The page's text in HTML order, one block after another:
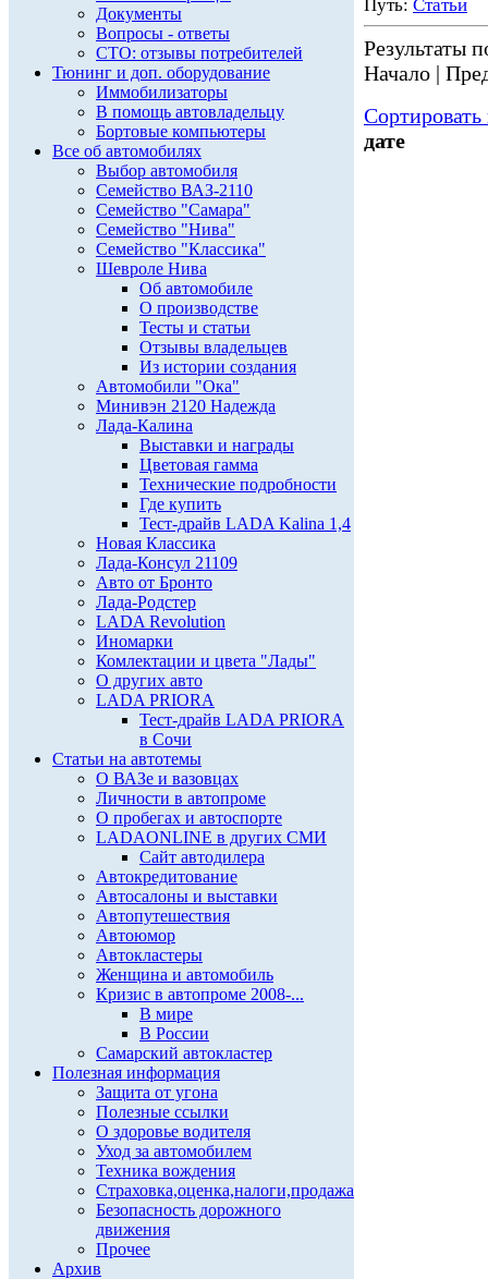
Документы
Вопросы - ответы
СТО: отзывы потребителей
Тюнинг и доп. оборудование
Иммобилизаторы
В помощь автовладельцу
Бортовые компьютеры
Все об автомобилях
Выбор автомобиля
Семейство ВАЗ-2110
Семейство "Самара"
Семейство "Нива"
Семейство "Классика"
Шевроле Нива
Об автомобиле
О производстве
Тесты и статьи
Отзывы владельцев
Из истории создания
Автомобили "Ока"
Минивэн 2120 Надежда
Лада-Калина
Выставки и награды
Цветовая гамма
Технические подробности
Где купить
Тест-драйв LADA Kalina 1,4
Новая Классика
Лада-Консул 21109
Авто от Бронто
Лада-Родстер
LADA Revolution
Иномарки
Комлектации и цвета "Лады"
О других авто
LADA PRIORA
Тест-драйв LADA PRIORA
в Сочи
Статьи на автотемы
О ВАЗе и вазовцах
Личности в автопроме
О пробегах и автоспорте
LADAONLINE в других СМИ
Сайт автодилера
Автокредитование
Автосалоны и выставки
Автопутешествия
Автоюмор
Автокластеры
Женщина и автомобиль
Кризис в автопроме 2008-...
В мире
В России
Самарский автокластер
Полезная информация
Защита от угона
Полезные ссылки
О здоровье водителя
Уход за автомобилем
Техника вождения
Страховка,оценка,налоги,продажа
Безопасность дорожного
движения
Прочее
Архив
Путь: Статьи
Результаты
Начало |
дате